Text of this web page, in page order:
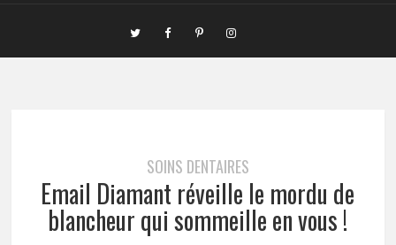
SOINS DENTAIRES
Email Diamant réveille le mordu de
blancheur qui sommeille en vous !